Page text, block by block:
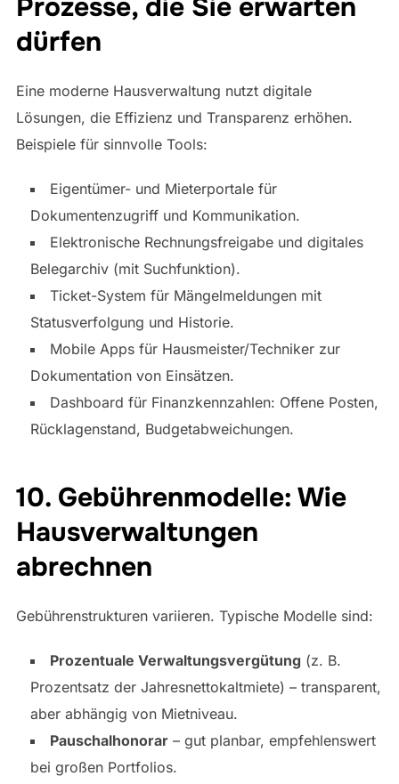
Prozesse, die Sie erwarten
dürfen
Eine moderne Hausverwaltung nutzt digitale
Lösungen, die Effizienz und Transparenz erhöhen.
Beispiele für sinnvolle Tools:
Eigentümer- und Mieterportale für
Dokumentenzugriff und Kommunikation.
Elektronische Rechnungsfreigabe und digitales
Belegarchiv (mit Suchfunktion).
Ticket-System für Mängelmeldungen mit
Statusverfolgung und Historie.
Mobile Apps für Hausmeister/Techniker zur
Dokumentation von Einsätzen.
Dashboard für Finanzkennzahlen: Offene Posten,
Rücklagenstand, Budgetabweichungen.
10. Gebührenmodelle: Wie
Hausverwaltungen
abrechnen
Gebührenstrukturen variieren. Typische Modelle sind:
Prozentuale Verwaltungsvergütung (z. B.
Prozentsatz der Jahresnettokaltmiete) – transparent,
aber abhängig von Mietniveau.
Pauschalhonorar– gut planbar, empfehlenswert
bei großen Portfolios.